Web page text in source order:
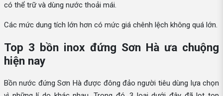
có thể trữ và dùng nước thoải mái.
Các mức dung tích lớn hơn có mức giá chênh lệch không quá lớn.
Top 3 bồn inox đứng Sơn Hà ưa chuộng
hiện nay
Bồn nước đứng Sơn Hà được đông đảo người tiêu dùng lựa chọn